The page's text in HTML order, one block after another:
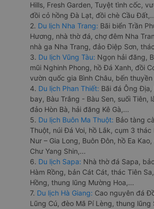
Hills, Fresh Garden, Tuyệt tình cốc,
đồi cỏ hồng Đà Lạt, đồi chè Cầu
2. Du lịch Nha Trang: Bãi biển Trần
Hương, nhà thờ đá, chợ đêm Nha
nhà ga Nha Trang, đảo Điệp Sơn,
3. Du lịch Vũng Tàu: Ngọn hải đăng,
mũi Nghinh Phong, hồ Đá Xanh, đồi
vườn quốc gia Bình Châu, bến thuyền
4. Du lịch Phan Thiết: Bãi đá Ông
bay, Bàu Trắng - Bàu Sen, suối Tiên,
đảo Hòn Bà, hải đăng Kê Gà,...
5. Du lịch Buôn Ma Thuột: Bảo tàng
Thuột, núi Đá Voi, hồ Lắk, cụm 3 thác
Nur – Gia Long, Buôn Đôn, hồ Ea
Chư Yang Shin,...
6. Du lịch Sapa: Nhà thờ đá Sapa,
Hàm Rồng, bản Cát Cát, thác Tiên
Hồng, thung lũng Mường Hoa,...
7. Du lịch Hà Giang: Cao nguyên đá
Lũng Cú, đèo Mã Pí Lèng, thung lũng